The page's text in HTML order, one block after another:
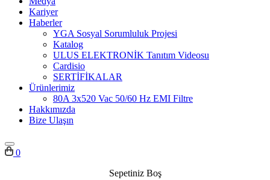
Kariyer
Haberler
YGA Sosyal Sorumluluk Projesi
Katalog
ULUS ELEKTRONİK Tanıtım Videosu
Cardisio
SERTİFİKALAR
Ürünlerimiz
80A 3x520 Vac 50/60 Hz EMI Filtre
Hakkımızda
Bize Ulaşın
0
Sepetiniz Boş